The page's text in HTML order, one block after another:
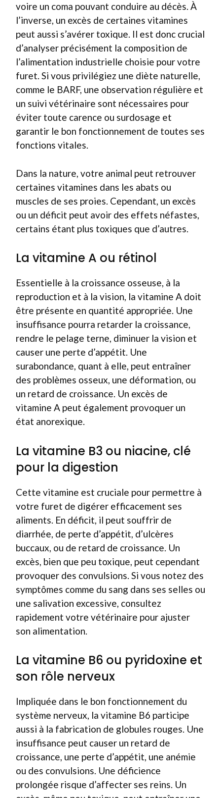
voire un coma pouvant conduire au décès. À
l’inverse, un excès de certaines vitamines
peut aussi s’avérer toxique. Il est donc crucial
d’analyser précisément la composition de
l’alimentation industrielle choisie pour votre
furet. Si vous privilégiez une diète naturelle,
comme le BARF, une observation régulière et
un suivi vétérinaire sont nécessaires pour
éviter toute carence ou surdosage et
garantir le bon fonctionnement de toutes ses
fonctions vitales.
Dans la nature, votre animal peut retrouver
certaines vitamines dans les abats ou
muscles de ses proies. Cependant, un excès
ou un déficit peut avoir des effets néfastes,
certains étant plus toxiques que d’autres.
La vitamine A ou rétinol
Essentielle à la croissance osseuse, à la
reproduction et à la vision, la vitamine A doit
être présente en quantité appropriée. Une
insuffisance pourra retarder la croissance,
rendre le pelage terne, diminuer la vision et
causer une perte d’appétit. Une
surabondance, quant à elle, peut entraîner
des problèmes osseux, une déformation, ou
un retard de croissance. Un excès de
vitamine A peut également provoquer un
état anorexique.
La vitamine B3 ou niacine, clé
pour la digestion
Cette vitamine est cruciale pour permettre à
votre furet de digérer efficacement ses
aliments. En déficit, il peut souffrir de
diarrhée, de perte d’appétit, d’ulcères
buccaux, ou de retard de croissance. Un
excès, bien que peu toxique, peut cependant
provoquer des convulsions. Si vous notez des
symptômes comme du sang dans ses selles ou
une salivation excessive, consultez
rapidement votre vétérinaire pour ajuster
son alimentation.
La vitamine B6 ou pyridoxine et
son rôle nerveux
Impliquée dans le bon fonctionnement du
système nerveux, la vitamine B6 participe
aussi à la fabrication de globules rouges. Une
insuffisance peut causer un retard de
croissance, une perte d’appétit, une anémie
ou des convulsions. Une déficience
prolongée risque d’affecter ses reins. Un